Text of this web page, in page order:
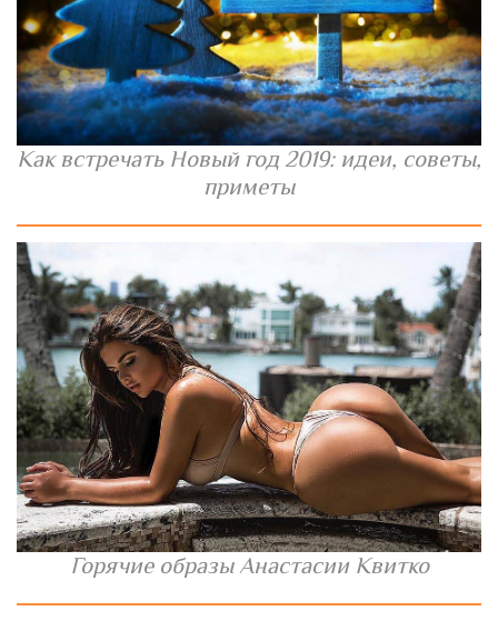
Как встречать Новый год 2019: идеи, советы,
приметы
Горячие образы Анастасии Квитко